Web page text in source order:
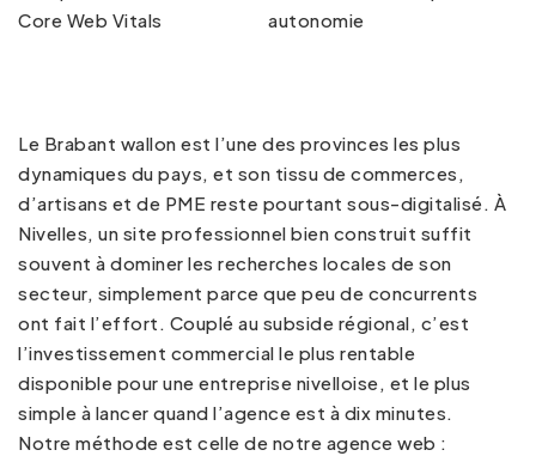
Core Web Vitals
autonomie
Le Brabant wallon est l’une des provinces les plus
dynamiques du pays, et son tissu de commerces,
d’artisans et de PME reste pourtant sous-digitalisé. À
Nivelles, un site professionnel bien construit suffit
souvent à dominer les recherches locales de son
secteur, simplement parce que peu de concurrents
ont fait l’effort. Couplé au subside régional, c’est
l’investissement commercial le plus rentable
disponible pour une entreprise nivelloise, et le plus
simple à lancer quand l’agence est à dix minutes.
Notre méthode est celle de notre agence web :